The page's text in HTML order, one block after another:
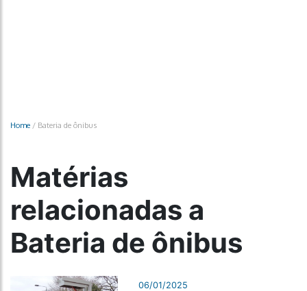
Home / Bateria de ônibus
Matérias
relacionadas a
Bateria de ônibus
06/01/2025